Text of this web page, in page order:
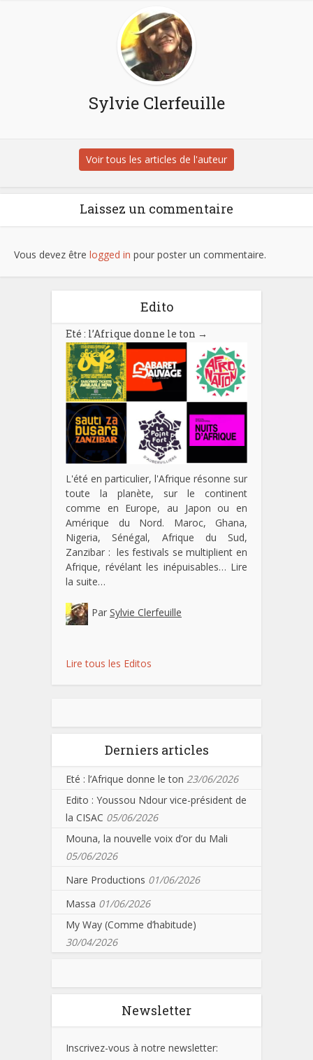
Sylvie Clerfeuille
Voir tous les articles de l'auteur
Laissez un commentaire
Vous devez être logged in pour poster un commentaire.
Edito
Eté : l’Afrique donne le ton →
L'été en particulier, l'Afrique résonne sur
toute la planète, sur le continent
comme en Europe, au Japon ou en
Amérique du Nord. Maroc, Ghana,
Nigeria, Sénégal, Afrique du Sud,
Zanzibar : les festivals se multiplient en
Afrique, révélant les inépuisables… Lire
la suite…
Par Sylvie Clerfeuille
Lire tous les Editos
Derniers articles
Eté : l’Afrique donne le ton 23/06/2026
Edito : Youssou Ndour vice-président de
la CISAC 05/06/2026
Mouna, la nouvelle voix d’or du Mali
05/06/2026
Nare Productions 01/06/2026
Massa 01/06/2026
My Way (Comme d’habitude)
30/04/2026
Newsletter
Inscrivez-vous à notre newsletter: